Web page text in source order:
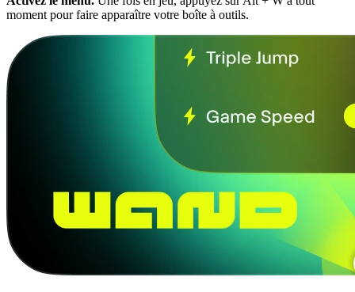
moment pour faire apparaître votre boîte à outils.